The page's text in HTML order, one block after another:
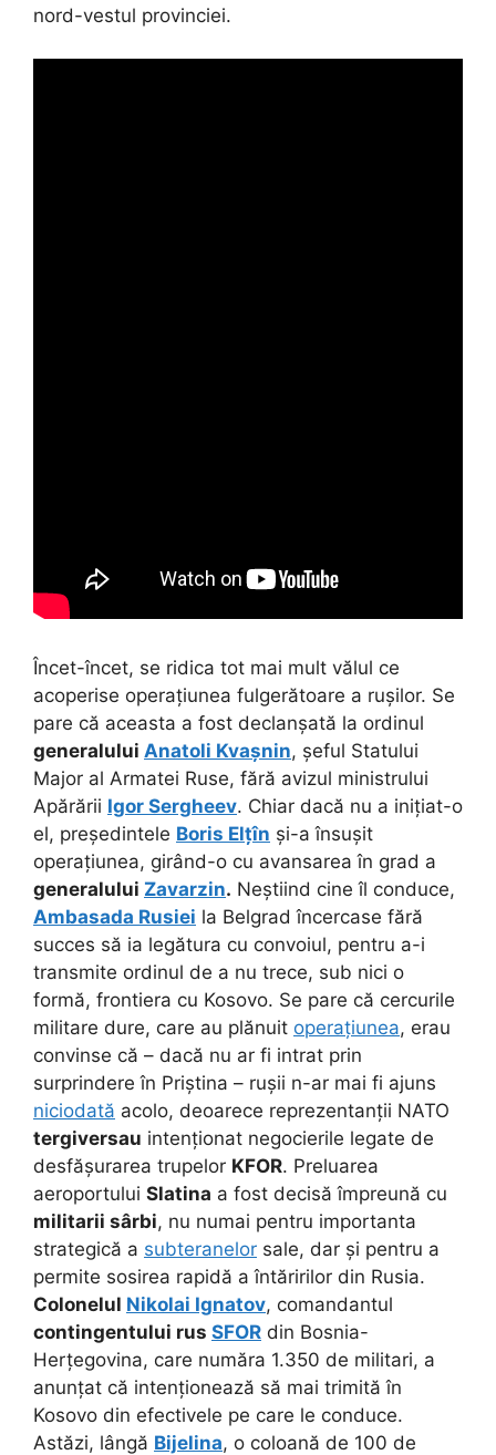
nord-vestul provinciei.
Încet-încet, se ridica tot mai mult vălul ce
acoperise operațiunea fulgerătoare a rușilor. Se
pare că aceasta a fost declanșată la ordinul
generalului Anatoli Kvașnin, șeful Statului
Major al Armatei Ruse, fără avizul ministrului
Apărării Igor Sergheev. Chiar dacă nu a inițiat-o
el, președintele Boris Elțîn și-a însușit
operațiunea, girând-o cu avansarea în grad a
generalului Zavarzin. Neștiind cine îl conduce,
Ambasada Rusiei la Belgrad încercase fără
succes să ia legătura cu convoiul, pentru a-i
transmite ordinul de a nu trece, sub nici o
formă, frontiera cu Kosovo. Se pare că cercurile
militare dure, care au plănuit operațiunea, erau
convinse că – dacă nu ar fi intrat prin
surprindere în Priștina – rușii n-ar mai fi ajuns
niciodată acolo, deoarece reprezentanții NATO
tergiversau intenționat negocierile legate de
desfășurarea trupelor KFOR. Preluarea
aeroportului Slatina a fost decisă împreună cu
militarii sârbi, nu numai pentru importanta
strategică a subteranelor sale, dar și pentru a
permite sosirea rapidă a întăririlor din Rusia.
Colonelul Nikolai Ignatov, comandantul
contingentului rus SFOR din Bosnia-
Herțegovina, care număra 1.350 de militari, a
anunțat că intenționează să mai trimită în
Kosovo din efectivele pe care le conduce.
Astăzi, lângă Bijelina, o coloană de 100 de